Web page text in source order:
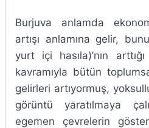
Burjuva anlamda
artışı anlamına gelir,
yurt içi hasıla)’nın
kavramıyla bütün
gelirleri artıyormuş,
görüntü yaratılmaya
egemen çevrelerin